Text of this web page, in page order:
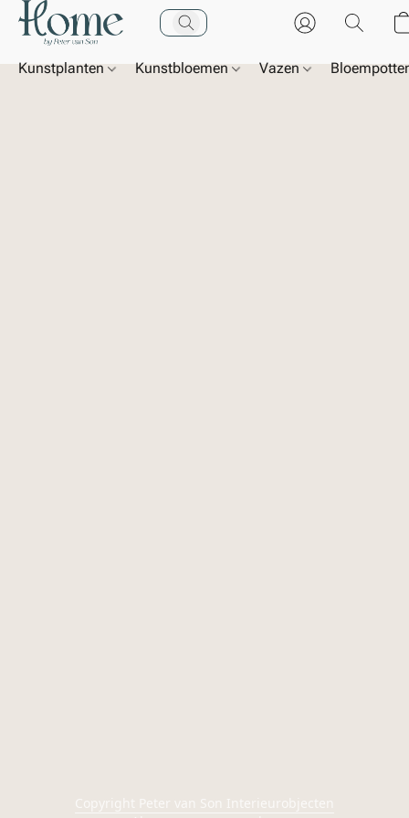
Kunstplanten Kunstbloemen Vazen
Copyright Peter van Son Interieurobjecten